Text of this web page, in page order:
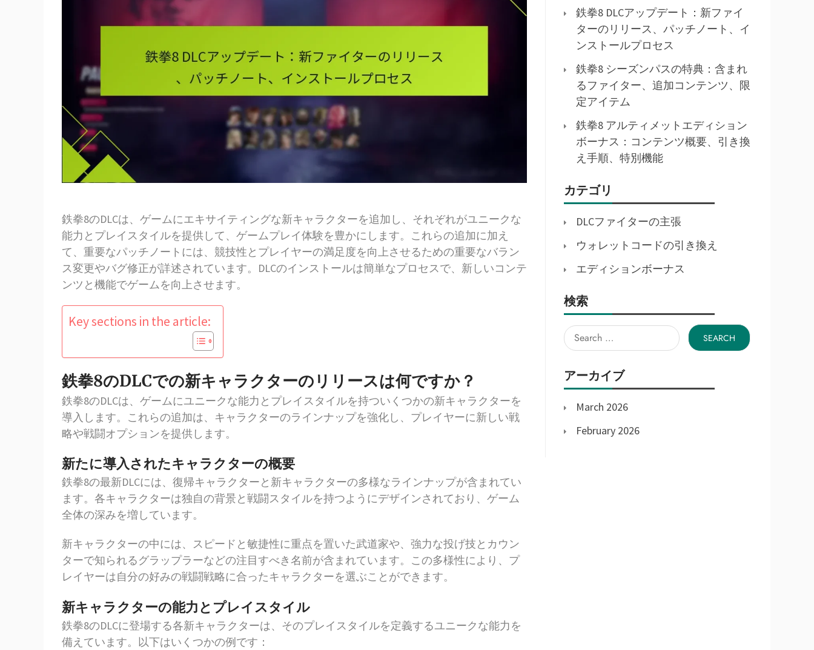
鉄拳8のDLCは、ゲームにエキサイティングな新キャラクターを追加し、それぞれがユニークな
能力とプレイスタイルを提供して、ゲームプレイ体験を豊かにします。これらの追加に加え
て、重要なパッチノートには、競技性とプレイヤーの満足度を向上させるための重要なバラン
ス変更やバグ修正が詳述されています。DLCのインストールは簡単なプロセスで、新しいコンテ
ンツと機能でゲームを向上させます。
Key sections in the article:
鉄拳8のDLCでの新キャラクターのリリースは何ですか？
鉄拳8のDLCは、ゲームにユニークな能力とプレイスタイルを持ついくつかの新キャラクターを
導入します。これらの追加は、キャラクターのラインナップを強化し、プレイヤーに新しい戦
略や戦闘オプションを提供します。
新たに導入されたキャラクターの概要
鉄拳8の最新DLCには、復帰キャラクターと新キャラクターの多様なラインナップが含まれてい
ます。各キャラクターは独自の背景と戦闘スタイルを持つようにデザインされており、ゲーム
全体の深みを増しています。
新キャラクターの中には、スピードと敏捷性に重点を置いた武道家や、強力な投げ技とカウン
ターで知られるグラップラーなどの注目すべき名前が含まれています。この多様性により、プ
レイヤーは自分の好みの戦闘戦略に合ったキャラクターを選ぶことができます。
新キャラクターの能力とプレイスタイル
鉄拳8のDLCに登場する各新キャラクターは、そのプレイスタイルを定義するユニークな能力を
備えています。以下はいくつかの例です：
鉄拳8 DLCアップデート：新ファイ
ターのリリース、パッチノート、イ
ンストールプロセス
鉄拳8 シーズンパスの特典：含まれ
るファイター、追加コンテンツ、限
定アイテム
鉄拳8 アルティメットエディション
ボーナス：コンテンツ概要、引き換
え手順、特別機能
カテゴリ
DLCファイターの主張
ウォレットコードの引き換え
エディションボーナス
検索
Search
for:
アーカイブ
March 2026
February 2026